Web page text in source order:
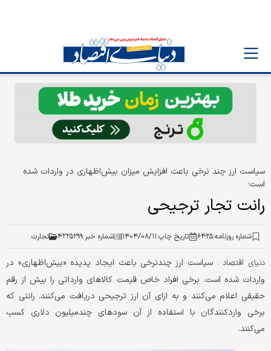
سیاست ارز چند نرخی باعث افزایش میزان بیش‌اظهاری در واردات شده
است؛
رانت تجار ترجیحی
شماره روزنامه:۶۴۲۵ تاریخ چاپ:۱۴۰۴/۰۸/۱۱ شماره خبر:۴۲۲۵۲۹۹ تجارت
دنیای اقتصاد :سیاست ارز چندنرخی باعث ایجاد پدیده‌ «بیش‌اظهاری» در
واردات شده است. برخی افراد خاص قیمت کالاهای وارداتی را بیش از رقم
حقیقی اعلام می‌کنند و به ازای آن ارز ترجیحی دریافت می‌کنند. رانتی که
برخی واردکنندگان با استفاده از آن سودهای چند‌میلیون دلاری کسب
می‌کنند.